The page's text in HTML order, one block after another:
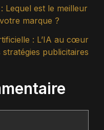
Lequel est le meilleur
marque ?
: L’IA au cœur
stratégies publicitaires